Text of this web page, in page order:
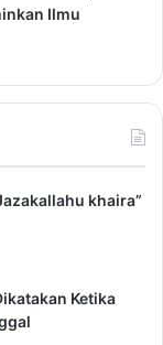
Ilmu
khaira”
Ketika